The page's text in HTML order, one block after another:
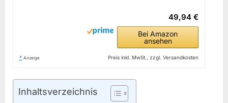
49,94 €
Bei Amazon
ansehen
* Anzeige Preis inkl. MwSt., zzgl. Versandkosten
Inhaltsverzeichnis